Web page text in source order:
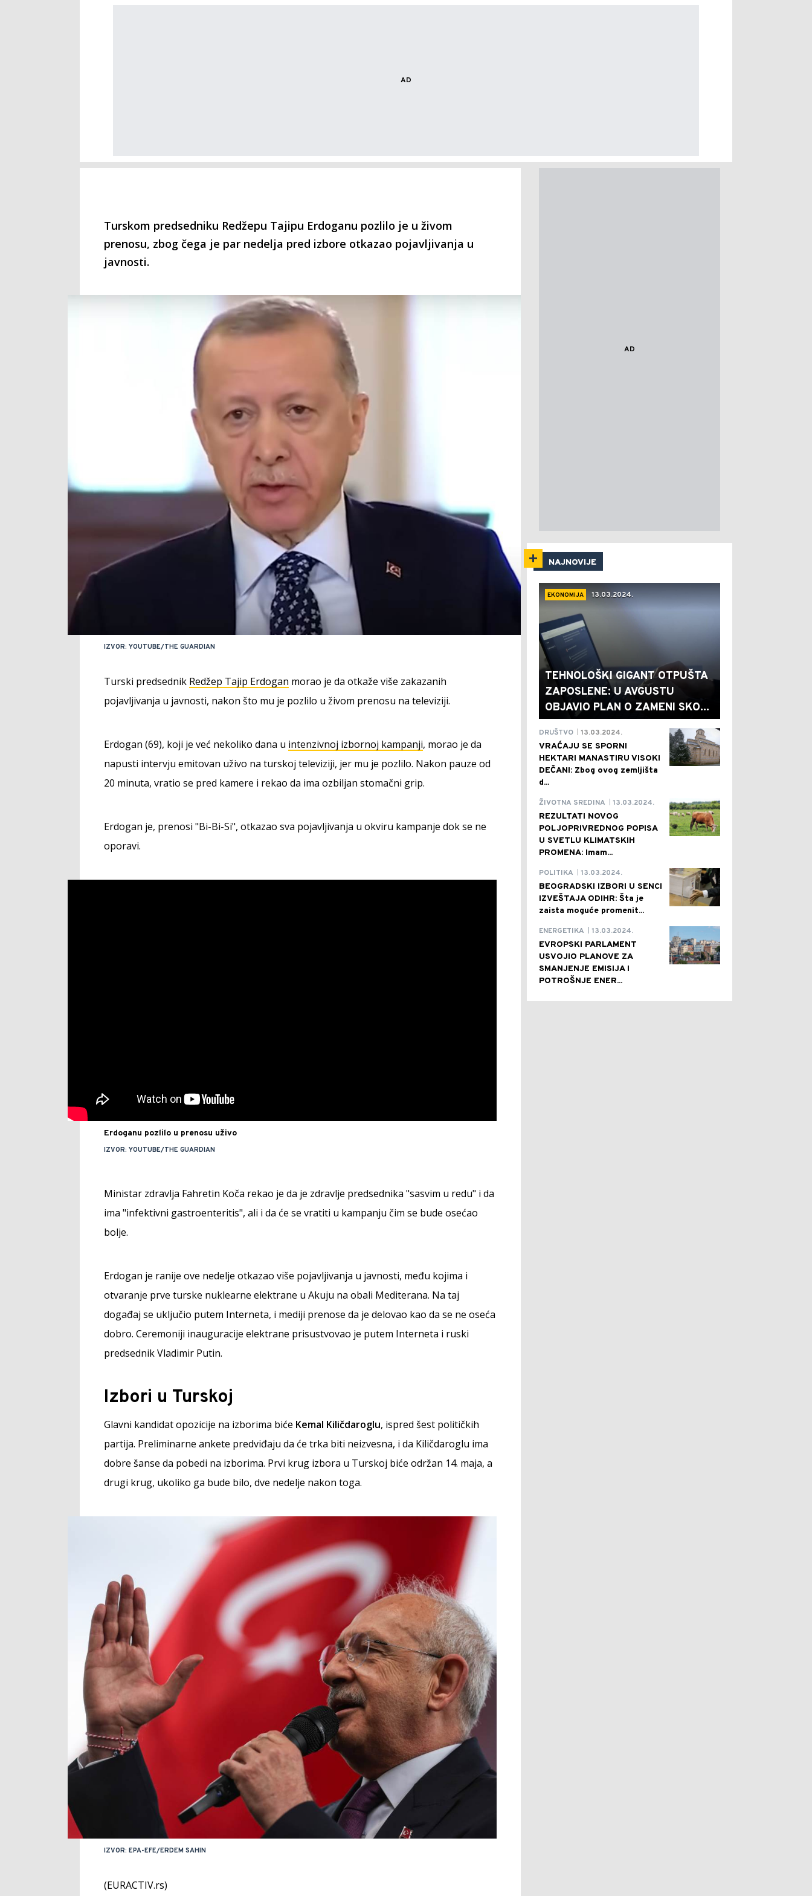
Turskom predsedniku Redžepu Tajipu Erdoganu pozlilo je u živom
prenosu, zbog čega je par nedelja pred izbore otkazao pojavljivanja u
javnosti.
IZVOR: YOUTUBE/THE GUARDIAN
Turski predsednik Redžep Tajip Erdogan morao je da otkaže više zakazanih
pojavljivanja u javnosti, nakon što mu je pozlilo u živom prenosu na televiziji.
Erdogan (69), koji je već nekoliko dana u intenzivnoj izbornoj kampanji, morao je da
napusti intervju emitovan uživo na turskoj televiziji, jer mu je pozlilo. Nakon pauze od
20 minuta, vratio se pred kamere i rekao da ima ozbiljan stomačni grip.
Erdogan je, prenosi "Bi-Bi-Si", otkazao sva pojavljivanja u okviru kampanje dok se ne
oporavi.
Erdoganu pozlilo u prenosu uživo
IZVOR: YOUTUBE/THE GUARDIAN
Ministar zdravlja Fahretin Koča rekao je da je zdravlje predsednika "sasvim u redu" i da
ima "infektivni gastroenteritis", ali i da će se vratiti u kampanju čim se bude osećao
bolje.
Erdogan je ranije ove nedelje otkazao više pojavljivanja u javnosti, među kojima i
otvaranje prve turske nuklearne elektrane u Akuju na obali Mediterana. Na taj
događaj se uključio putem Interneta, i mediji prenose da je delovao kao da se ne oseća
dobro. Ceremoniji inauguracije elektrane prisustvovao je putem Interneta i ruski
predsednik Vladimir Putin.
Izbori u Turskoj
Glavni kandidat opozicije na izborima biće Kemal Kiličdaroglu, ispred šest političkih
partija. Preliminarne ankete predviđaju da će trka biti neizvesna, i da Kiličdaroglu ima
dobre šanse da pobedi na izborima. Prvi krug izbora u Turskoj biće održan 14. maja, a
drugi krug, ukoliko ga bude bilo, dve nedelje nakon toga.
IZVOR: EPA-EFE/ERDEM SAHIN
(EURACTIV.rs)
NAJNOVIJE
EKONOMIJA 13.03.2024.
TEHNOLOŠKI GIGANT OTPUŠTA
ZAPOSLENE: U AVGUSTU
OBJAVIO PLAN O ZAMENI SKO...
DRUŠTVO 13.03.2024.
VRAĆAJU SE SPORNI
HEKTARI MANASTIRU VISOKI
DEČANI: Zbog ovog zemljišta
d...
ŽIVOTNA SREDINA 13.03.2024.
REZULTATI NOVOG
POLJOPRIVREDNOG POPISA
U SVETLU KLIMATSKIH
PROMENA: Imam...
POLITIKA 13.03.2024.
BEOGRADSKI IZBORI U SENCI
IZVEŠTAJA ODIHR: Šta je
zaista moguće promenit...
ENERGETIKA 13.03.2024.
EVROPSKI PARLAMENT
USVOJIO PLANOVE ZA
SMANJENJE EMISIJA I
POTROŠNJE ENER...